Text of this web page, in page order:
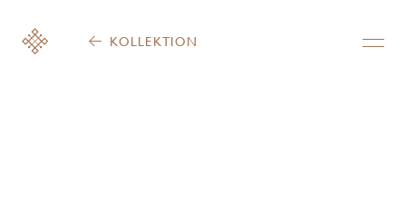
KOLLEKTION